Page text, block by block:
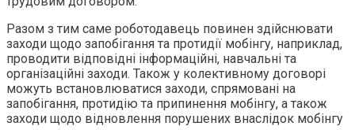
Разом з тим саме роботодавець повинен здійснювати
заходи щодо запобігання та протидії мобінгу, наприклад,
проводити відповідні інформаційні, навчальні та
організаційні заходи. Також у колективному договорі
можуть встановлюватися заходи, спрямовані на
запобігання, протидію та припинення мобінгу, а також
заходи щодо відновлення порушених внаслідок мобінгу